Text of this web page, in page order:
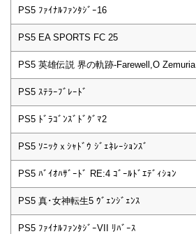
PS5 ﾌｧｲﾅﾙﾌｧﾝﾀｼﾞｰ16
PS5 EA SPORTS FC 25
PS5 英雄伝説 界の軌跡-Farewell,O Zemuria
PS5 ｽﾃﾗｰﾌﾞﾚｰﾄﾞ
PS5 ﾄﾞﾗｺﾞﾝｽﾞﾄﾞｸﾞﾏ2
PS5 ｿﾆｯｸｘｼｬﾄﾞｳ ｼﾞｪﾈﾚｰｼｮﾝｽﾞ
PS5 ﾊﾞｲｵﾊｻﾞｰﾄﾞ RE:4 ｺﾞｰﾙﾄﾞｴﾃﾞｨｼｮﾝ
PS5 真･女神転生5 ｳﾞｪﾝｼﾞｪﾝｽ
PS5 ﾌｧｲﾅﾙﾌｧﾝﾀｼﾞｰVII ﾘﾊﾞｰｽ